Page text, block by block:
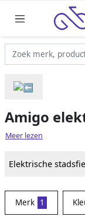
Amigo
Meer lezen
Elektrische
Merk 1